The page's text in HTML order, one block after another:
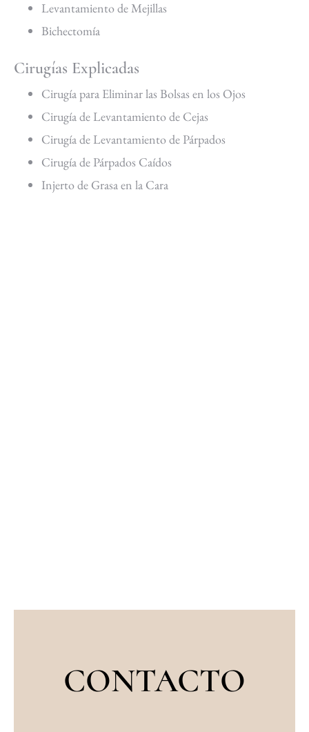
Levantamiento de Mejillas
Bichectomía
Cirugías Explicadas
Cirugía para Eliminar las Bolsas en los Ojos
Cirugía de Levantamiento de Cejas
Cirugía de Levantamiento de Párpados
Cirugía de Párpados Caídos
Injerto de Grasa en la Cara
CONTACTO